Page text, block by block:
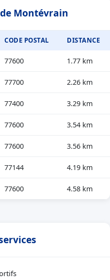
Montévrain
CODE POSTAL DISTANCE
77600 1.77 km
77700 2.26 km
77400 3.29 km
77600 3.54 km
77600 3.56 km
77144 4.19 km
77600 4.58 km